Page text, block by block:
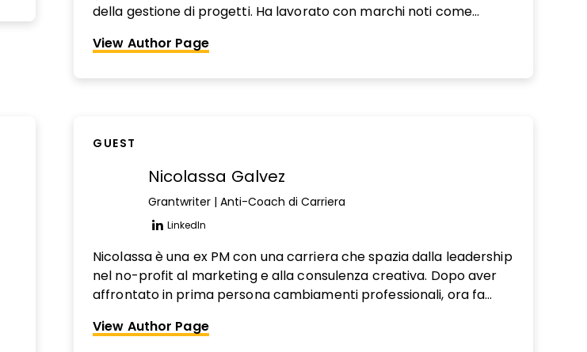
della gestione di progetti. Ha lavorato con marchi noti come
reparto composto da otto senior project manager, focalizzandosi
View Author Page
GUEST
Nicolassa Galvez
Grantwriter | Anti-Coach di Carriera
LinkedIn
Opens new window
Nicolassa è una ex PM con una carriera che spazia dalla leadership
nel no-profit al marketing e alla consulenza creativa. Dopo aver
affrontato in prima persona cambiamenti professionali, ora fa
carriera. Avendo lavorato sia in ambienti aziendali strutturati sia in
View Author Page